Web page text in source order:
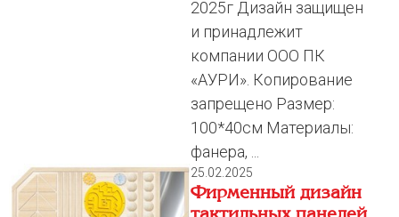
2025г Дизайн защищен
и принадлежит
компании ООО ПК
«АУРИ». Копирование
запрещено Размер:
100*40см Материалы:
фанера, ...
25.02.2025
Фирменный дизайн